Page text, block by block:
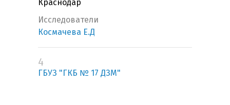
Краснодар
Исследователи
Космачева Е.Д
4
ГБУЗ "ГКБ № 17 ДЗМ"